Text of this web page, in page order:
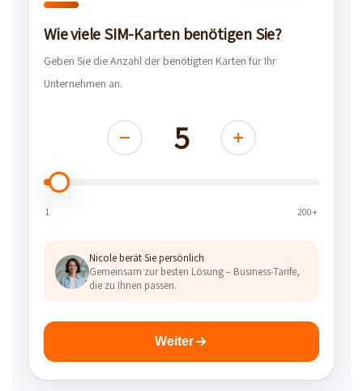
Wie viele SIM-Karten benötigen Sie?
Geben Sie die Anzahl der benötigten Karten für Ihr
Unternehmen an.
5
1 200+
Nicole berät Sie persönlich
Gemeinsam zur besten Lösung – Business-Tarife,
die zu Ihnen passen.
Weiter